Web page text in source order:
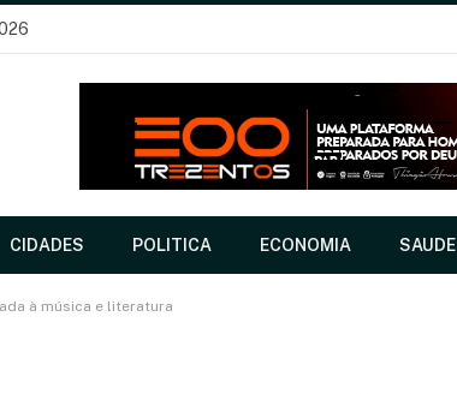
CIDADES POLITICA ECONOMIA SAUDE
à música e literatura